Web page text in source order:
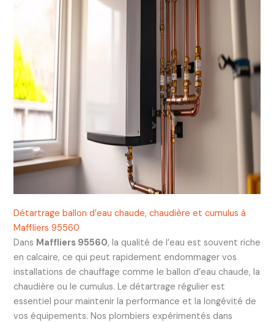
Détartrage ballon d’eau chaude, chaudière et cumulus à
Maffliers 95560
Dans Maffliers 95560, la qualité de l’eau est souvent riche
en calcaire, ce qui peut rapidement endommager vos
installations de chauffage comme le ballon d’eau chaude, la
chaudière ou le cumulus. Le détartrage régulier est
essentiel pour maintenir la performance et la longévité de
vos équipements. Nos plombiers expérimentés dans